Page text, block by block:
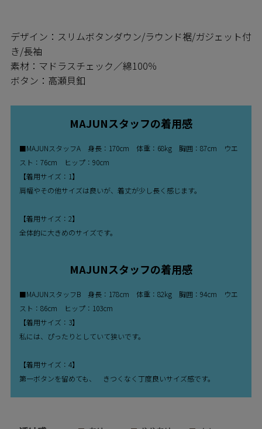
デザイン：スリムボタンダウン/ラウンド裾/ガジェット付
き/長袖
素材：マドラスチェック／綿100％
ボタン：高瀬貝釦
MAJUNスタッフの着用感
■MAJUNスタッフA 身長：170cm 体重：68kg 胸囲：87cm ウエ
スト：76cm ヒップ：90cm
【着用サイズ：1】
肩幅やその他サイズは良いが、着丈が少し長く感じます。
【着用サイズ：2】
全体的に大きめのサイズです。
MAJUNスタッフの着用感
■MAJUNスタッフB 身長：178cm 体重：82kg 胸囲：94cm ウエ
スト：86cm ヒップ：103cm
【着用サイズ：3】
私には、ぴったりとしていて狭いです。
【着用サイズ：4】
第一ボタンを留めても、 きつくなく丁度良いサイズ感です。